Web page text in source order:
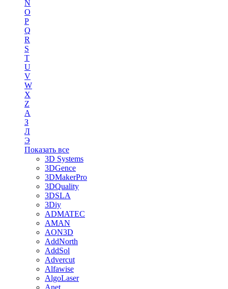
N
O
P
Q
R
S
T
U
V
W
X
Z
А
З
Л
Э
Показать все
3D Systems
3DGence
3DMakerPro
3DQuality
3DSLA
3Diy
ADMATEC
AMAN
AON3D
AddNorth
AddSol
Advercut
Alfawise
AlgoLaser
Anet